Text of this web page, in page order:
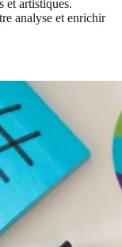
et artistiques.
analyse et enrichir